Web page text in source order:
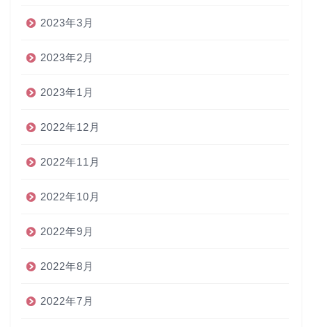
2023年3月
2023年2月
2023年1月
2022年12月
2022年11月
2022年10月
2022年9月
2022年8月
2022年7月